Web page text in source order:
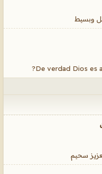
وبسيط
سحيم